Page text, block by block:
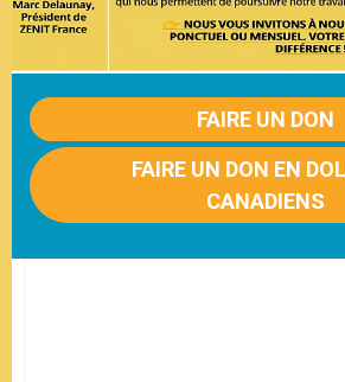
FAIRE UN DON
FAIRE UN DON EN
CANADIENS